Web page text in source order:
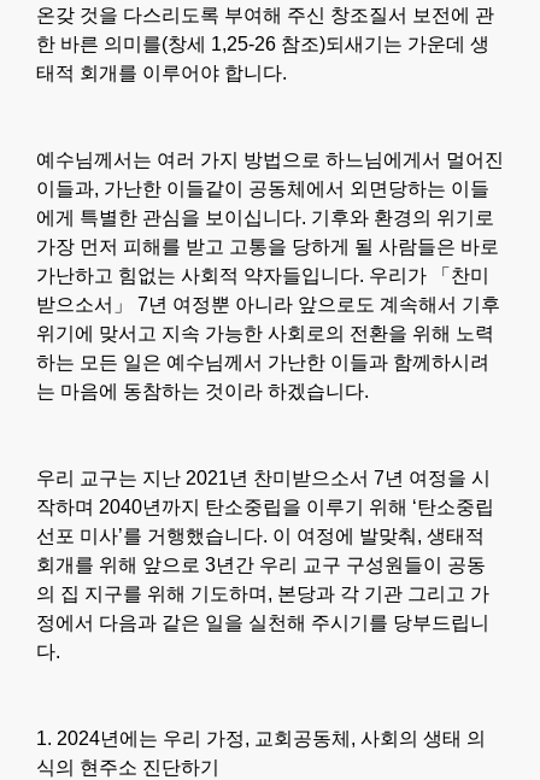
온갖 것을 다스리도록 부여해 주신 창조질서 보전에 관
한 바른 의미를(창세 1,25-26 참조)되새기는 가운데 생
태적 회개를 이루어야 합니다.
예수님께서는 여러 가지 방법으로 하느님에게서 멀어진
이들과, 가난한 이들같이 공동체에서 외면당하는 이들
에게 특별한 관심을 보이십니다. 기후와 환경의 위기로
가장 먼저 피해를 받고 고통을 당하게 될 사람들은 바로
가난하고 힘없는 사회적 약자들입니다. 우리가 「찬미
받으소서」 7년 여정뿐 아니라 앞으로도 계속해서 기후
위기에 맞서고 지속 가능한 사회로의 전환을 위해 노력
하는 모든 일은 예수님께서 가난한 이들과 함께하시려
는 마음에 동참하는 것이라 하겠습니다.
우리 교구는 지난 2021년 찬미받으소서 7년 여정을 시
작하며 2040년까지 탄소중립을 이루기 위해 ‘탄소중립
선포 미사’를 거행했습니다. 이 여정에 발맞춰, 생태적
회개를 위해 앞으로 3년간 우리 교구 구성원들이 공동
의 집 지구를 위해 기도하며, 본당과 각 기관 그리고 가
정에서 다음과 같은 일을 실천해 주시기를 당부드립니
다.
1. 2024년에는 우리 가정, 교회공동체, 사회의 생태 의
식의 현주소 진단하기